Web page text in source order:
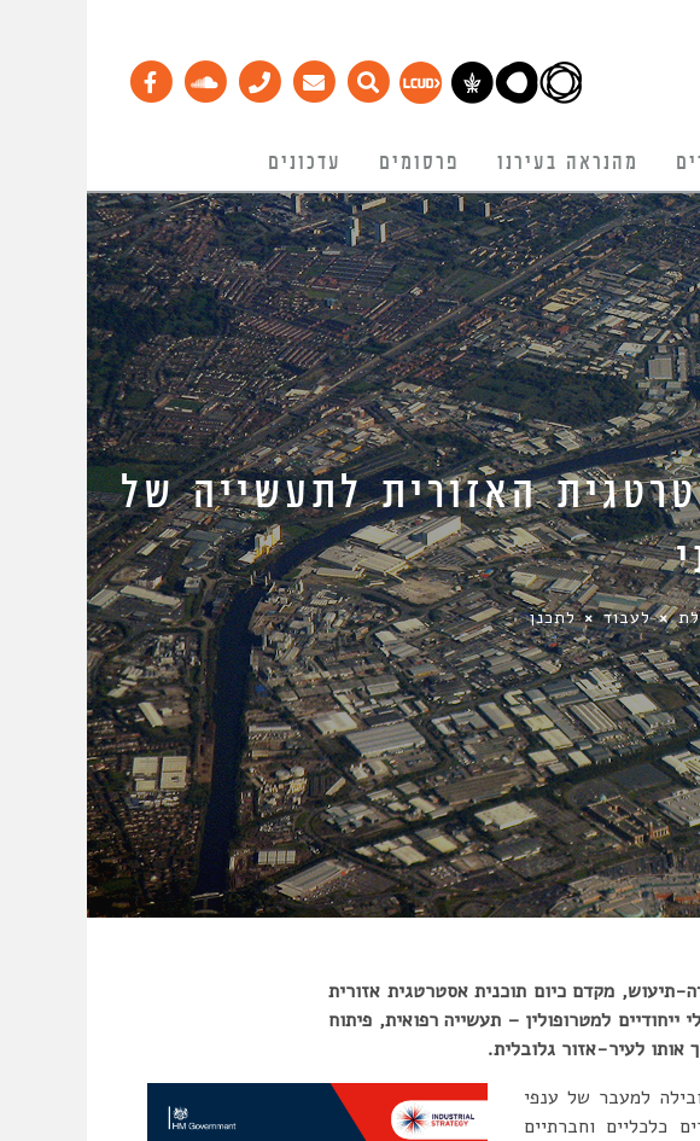
מהנראה בעירנו פרסומים עדכונים
האזורית לתעשייה של
לעבוד לתכנן
תיעוש, מקדם כיום תוכנית אסטרטגית אזורית
למטרופולין – תעשייה רפואית, פיתוח
אותו לעיר-אזור גלובלית.
למעבר של ענפי
כלכליים וחברתיים